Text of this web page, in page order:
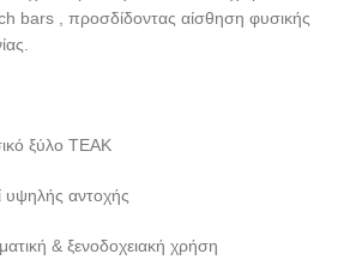
bars , προσδίδοντας αίσθηση φυσικής
ξύλο TEAK
υψηλής αντοχής
& ξενοδοχειακή χρήση